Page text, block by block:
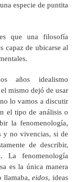
especie de puntita
que una filosofía
capaz de ubicarse al
años idealismo
mismo dejó de usar
lo vamos a discutir
el tipo de análisis o
la fenomenología,
y no vivencias, si de
de describir,
La fenomenología
es la única manera
llamaba,eidos, ideas